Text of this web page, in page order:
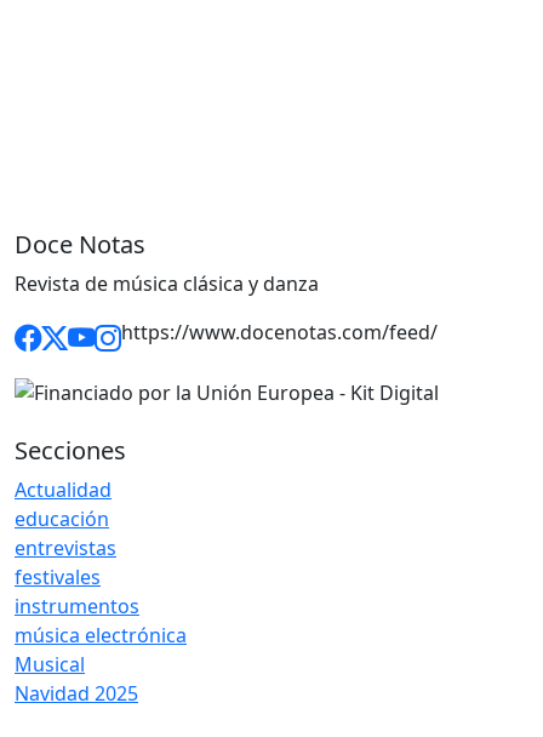
Doce Notas
Revista de música clásica y danza
https://www.docenotas.com/feed/
Secciones
Actualidad
educación
entrevistas
festivales
instrumentos
música electrónica
Musical
Navidad 2025